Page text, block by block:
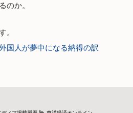
のか。
。
国人が夢中になる納得の訳